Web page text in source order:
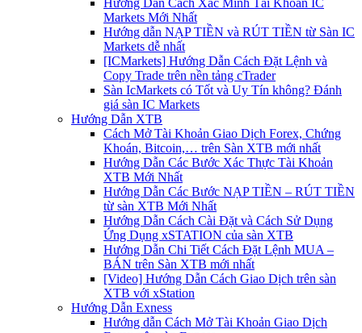
Hướng Dẫn Cách Xác Minh Tài Khoản IC
Markets Mới Nhất
Hướng dẫn NẠP TIỀN và RÚT TIỀN từ Sàn IC
Markets dễ nhất
[ICMarkets] Hướng Dẫn Cách Đặt Lệnh và
Copy Trade trên nền tảng cTrader
Sàn IcMarkets có Tốt và Uy Tín không? Đánh
giá sàn IC Markets
Hướng Dẫn XTB
Cách Mở Tài Khoản Giao Dịch Forex, Chứng
Khoán, Bitcoin,… trên Sàn XTB mới nhất
Hướng Dẫn Các Bước Xác Thực Tài Khoản
XTB Mới Nhất
Hướng Dẫn Các Bước NẠP TIỀN – RÚT TIỀN
từ sàn XTB Mới Nhất
Hướng Dẫn Cách Cài Đặt và Cách Sử Dụng
Ứng Dụng xSTATION của sàn XTB
Hướng Dẫn Chi Tiết Cách Đặt Lệnh MUA –
BÁN trên Sàn XTB mới nhất
[Video] Hướng Dẫn Cách Giao Dịch trên sàn
XTB với xStation
Hướng Dẫn Exness
Hướng dẫn Cách Mở Tài Khoản Giao Dịch